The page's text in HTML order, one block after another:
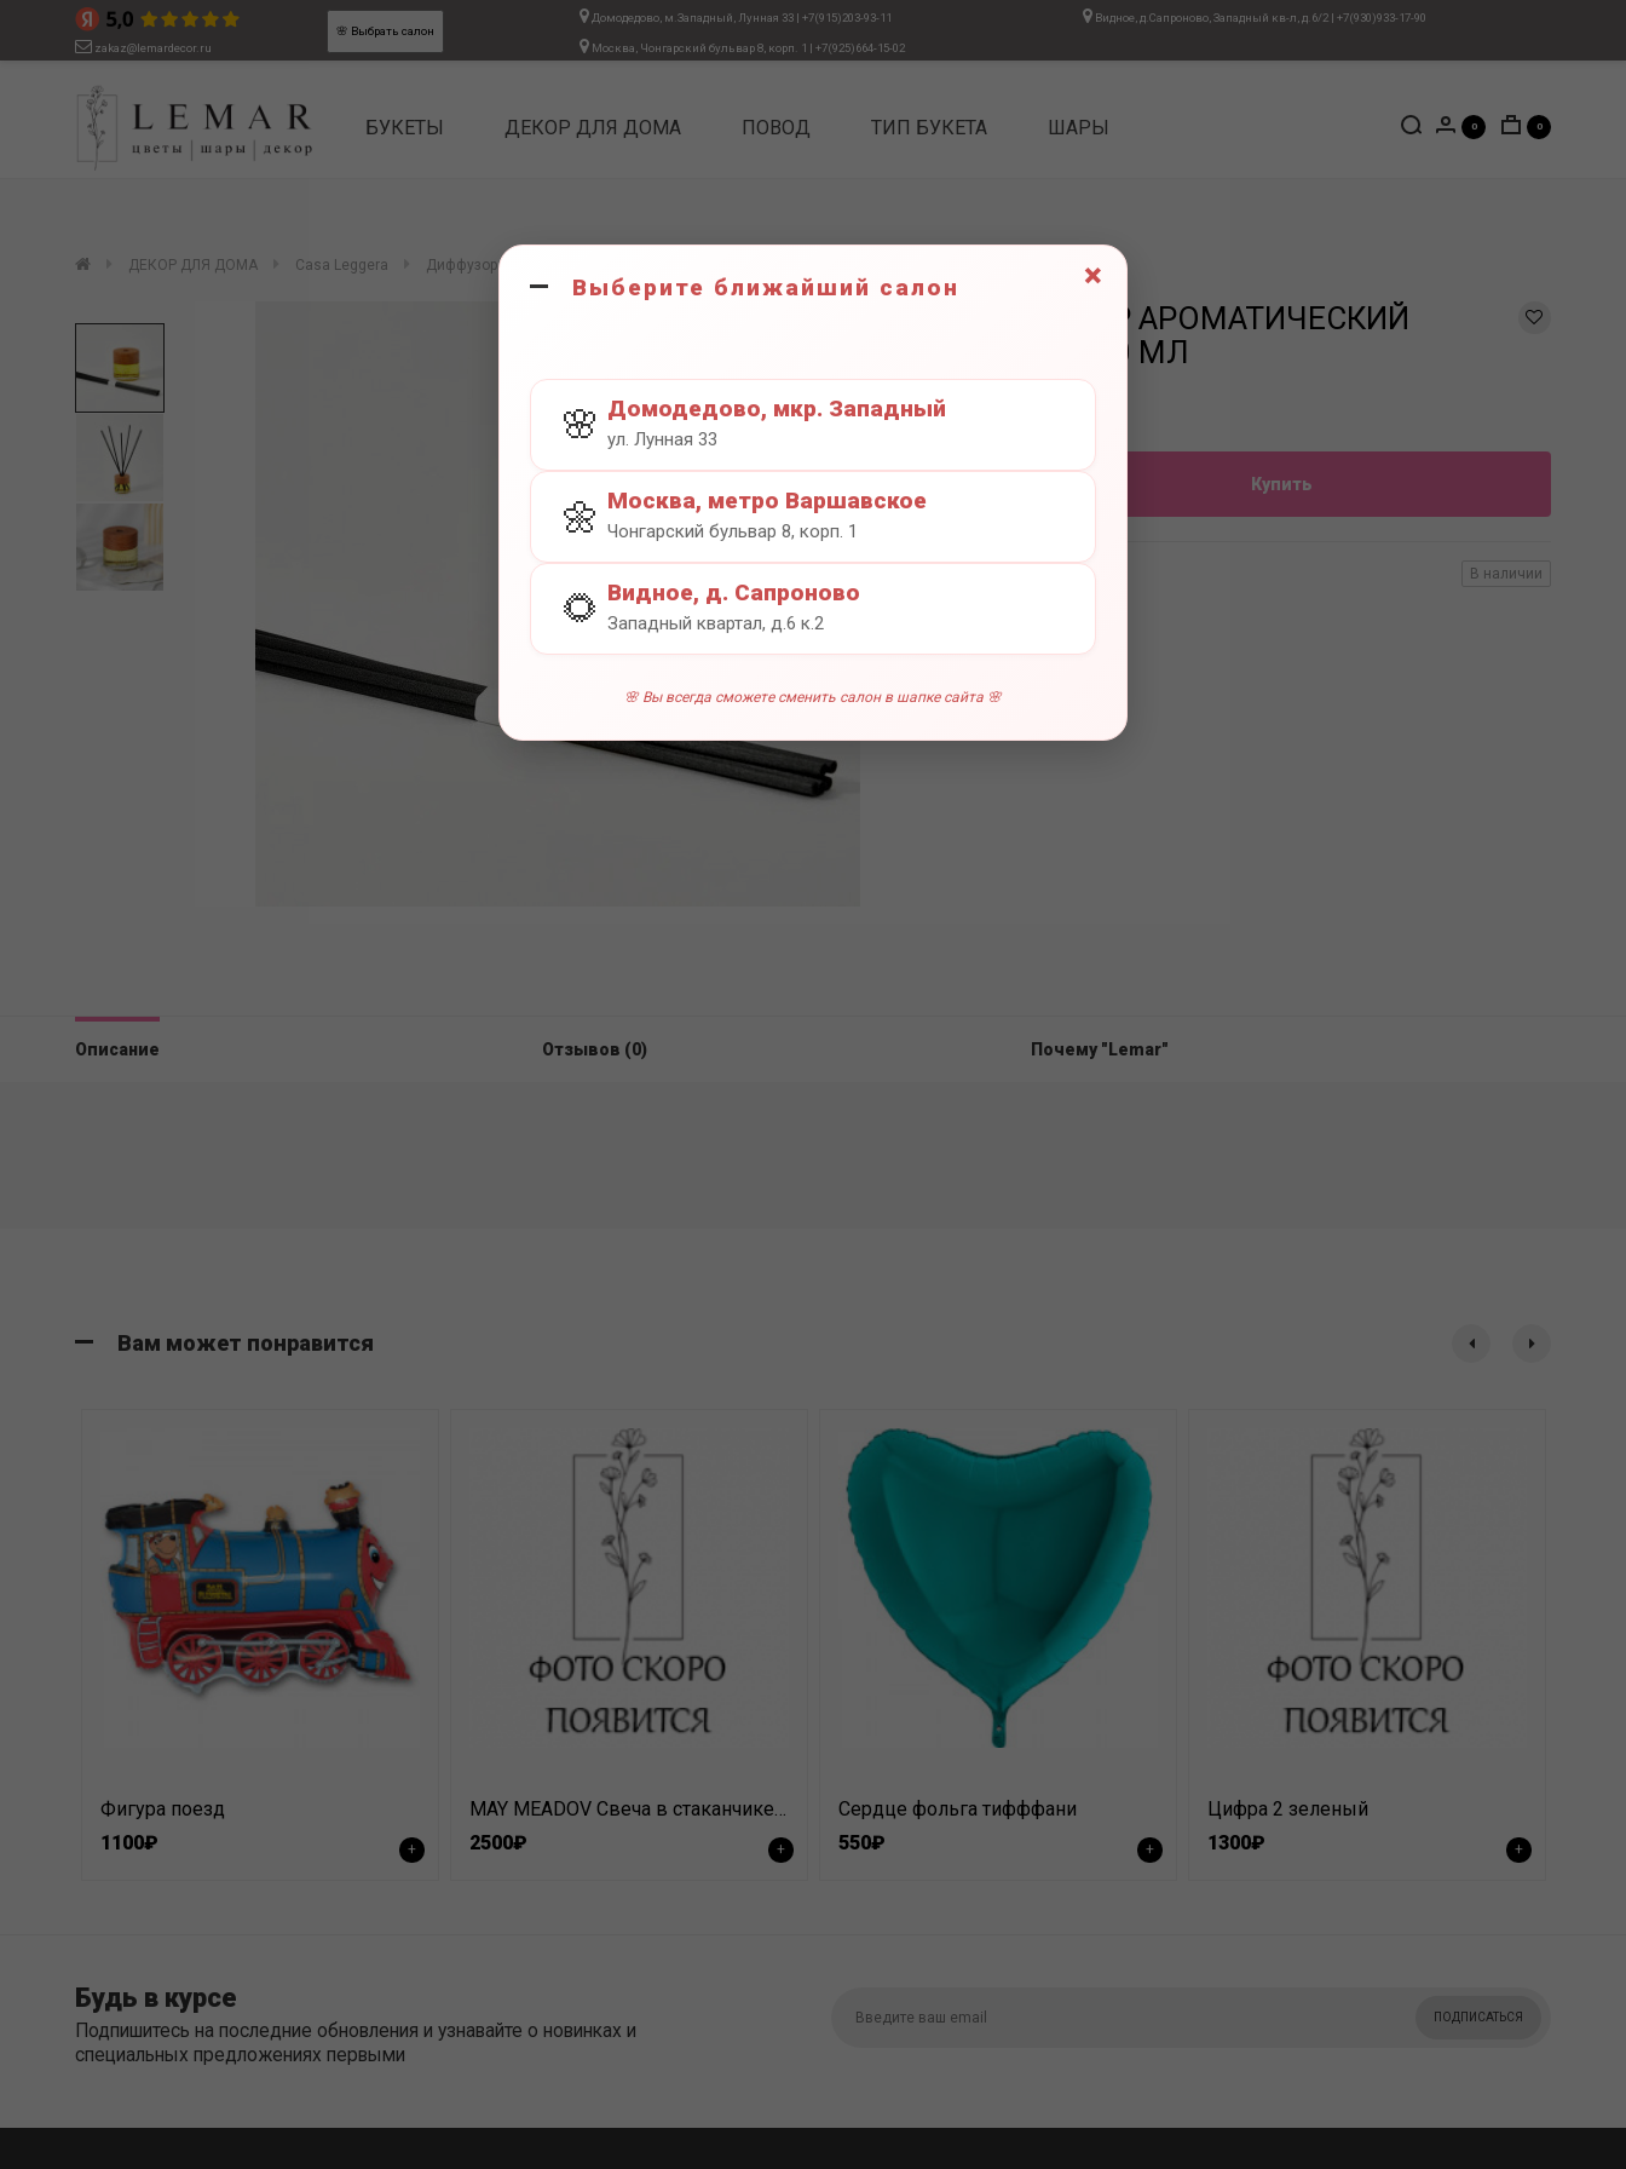
×
Выберите ближайший салон
🌸 Домодедово, мкр. Западный
ул. Лунная 33
🌼 Москва, метро Варшавское
Чонгарский бульвар 8, корп. 1
🌻 Видное, д. Сапроново
Западный квартал, д.6 к.2
🌸 Вы всегда сможете сменить салон в шапке сайта 🌸
БУКЕТЫ ДЕКОР ДЛЯ ДОМА ПОВОД ТИП БУКЕТА ШАРЫ
zakaz@lemardecor.ru
🌸 Выбрать салон
Домодедово, м.Западный, Лунная 33| +7(915)203-93-11
Москва, Чонгарский бульвар 8, корп. 1 | +7(925)664-15-02
Видное, д.Сапроново, Западный кв-л, д.6/2 |+7(930)933-17-90
0 0
ДЕКОР ДЛЯ ДОМА Casa Leggera Диффузор ароматический Jacomo 50 мл
ДИФФУЗОР АРОМАТИЧЕСКИЙ
JACOMO 50 МЛ
Купить
0 отзывов В наличии
Описание Отзывов (0) Почему "Lemar"
Вам может понравится
Фигура поезд
1100₽
+
MAY MEADOV Свеча в стаканчике с крышкой Blak Coral 130 гр
2500₽
+
Сердце фольга тифффани
550₽
+
Цифра 2 зеленый
1300₽
+
Будь в курсе
Подпишитесь на последние обновления и узнавайте о новинках и
специальных предложениях первыми
ПОДПИСАТЬСЯ